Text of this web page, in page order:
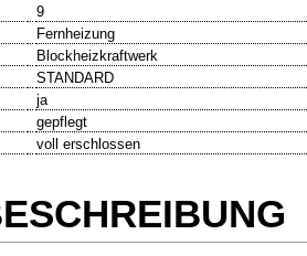
9
Fernheizung
Blockheizkraftwerk
STANDARD
ja
gepflegt
voll erschlossen